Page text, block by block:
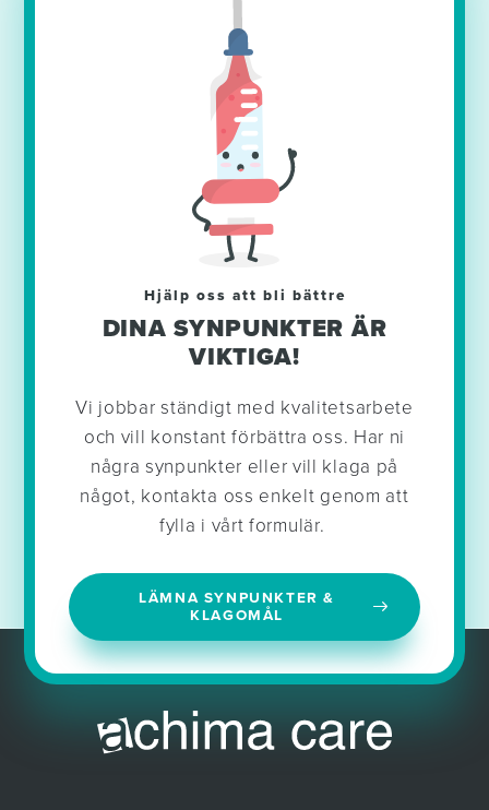
Hjälp oss att bli bättre
DINA SYNPUNKTER ÄR
VIKTIGA!
Vi jobbar ständigt med kvalitetsarbete
och vill konstant förbättra oss. Har ni
några synpunkter eller vill klaga på
något, kontakta oss enkelt genom att
fylla i vårt formulär.
LÄMNA SYNPUNKTER &
KLAGOMÅL